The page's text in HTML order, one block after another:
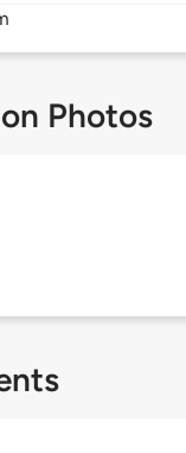
Photos